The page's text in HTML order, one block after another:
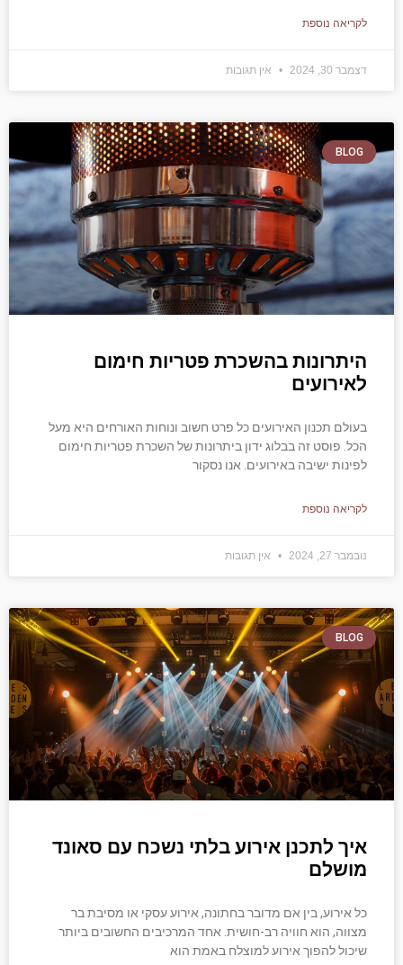
לקריאה נוספת
דצמבר 30, 2024 אין תגובות
BLOG
היתרונות בהשכרת פטריות חימום
לאירועים
בעולם תכנון האירועים כל פרט חשוב ונוחות האורחים היא מעל
הכל. פוסט זה בבלוג ידון ביתרונות של השכרת פטריות חימום
לפינות ישיבה באירועים. אנו נסקור
לקריאה נוספת
נובמבר 27, 2024 אין תגובות
BLOG
איך לתכנן אירוע בלתי נשכח עם סאונד
מושלם
כל אירוע, בין אם מדובר בחתונה, אירוע עסקי או מסיבת בר
מצווה, הוא חוויה רב-חושית. אחד המרכיבים החשובים ביותר
שיכול להפוך אירוע למוצלח באמת הוא